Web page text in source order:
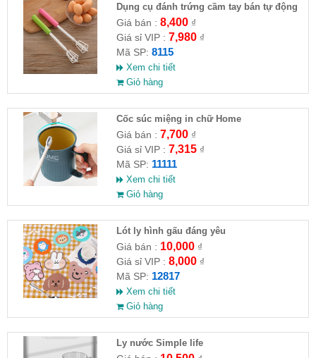
Dụng cụ đánh trứng cầm tay bán tự động
Giá bán : 8,400₫
Giá sỉ VIP : 7,980₫
Mã SP: 8115
Xem chi tiết
Giỏ hàng
Cốc súc miệng in chữ Home
Giá bán : 7,700₫
Giá sỉ VIP : 7,315₫
Mã SP: 11111
Xem chi tiết
Giỏ hàng
Lót ly hình gấu đáng yêu
Giá bán : 10,000₫
Giá sỉ VIP : 8,000₫
Mã SP: 12817
Xem chi tiết
Giỏ hàng
Ly nước Simple life